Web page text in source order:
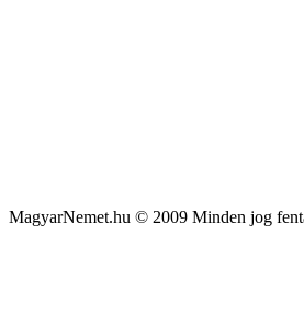
MagyarNemet.hu © 2009 Minden jog